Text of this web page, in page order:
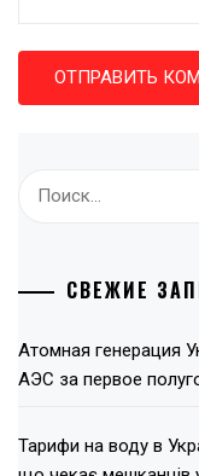
СВЕЖИЕ
Атомная генерация
АЭС за первое
Тарифи на воду в